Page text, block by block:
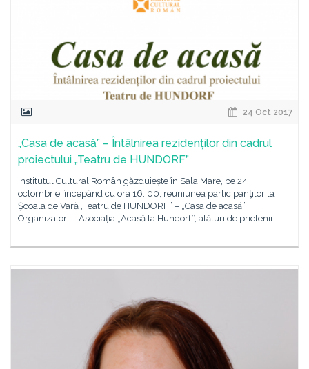
24 Oct 2017
„Casa de acasă” – Întâlnirea rezidenților din cadrul
proiectului „Teatru de HUNDORF”
Institutul Cultural Român găzduiește în Sala Mare, pe 24
octombrie, începând cu ora 16. 00, reuniunea participanţilor la
Şcoala de Vară „Teatru de HUNDORF” – „Casa de acasă”.
Organizatorii - Asociația „Acasă la Hundorf”, alături de prietenii